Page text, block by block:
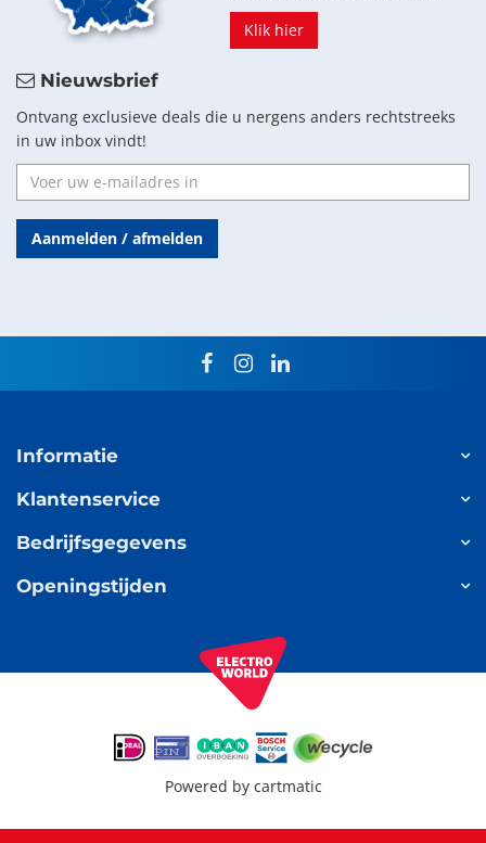
Klik hier
Nieuwsbrief
Ontvang exclusieve deals die u nergens anders rechtstreeks
in uw inbox vindt!
Aanmelden / afmelden
facebookinstagram
linkedin
Informatie
Klantenservice
Bedrijfsgegevens
Openingstijden
Powered by cartmatic